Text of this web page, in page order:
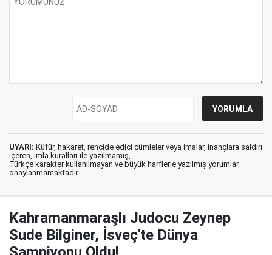
UYARI: Küfür, hakaret, rencide edici cümleler veya imalar, inançlara saldırı
içeren, imla kuralları ile yazılmamış,
Türkçe karakter kullanılmayan ve büyük harflerle yazılmış yorumlar
onaylanmamaktadır.
Kahramanmaraşlı Judocu Zeynep
Sude Bilginer, İsveç'te Dünya